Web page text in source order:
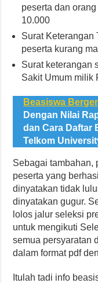
peserta dan
10.000
Surat Keterangan
peserta kurang
Surat keterangan
Sakit Umum milik
Beasiswa
Dengan Nilai
dan Cara Daftar
Telkom
Sebagai tambahan,
peserta yang
dinyatakan tidak
dinyatakan gugur.
lolos jalur seleksi
untuk mengikuti
semua persyaratan
dalam format pdf
Itulah tadi info